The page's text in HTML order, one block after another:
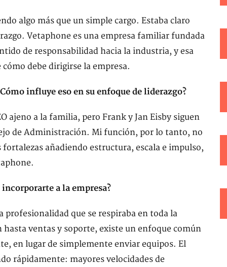
algo más que un simple cargo. Estaba claro
Vetaphone es una empresa familiar fundada
de responsabilidad hacia la industria, y esa
debe dirigirse la empresa.
influye eso en su enfoque de liderazgo?
ajeno a la familia, pero Frank y Jan Eisby siguen
de Administración. Mi función, por lo tanto, no
añadiendo estructura, escala e impulso,
a la empresa?
que se respiraba en toda la
ventas y soporte, existe un enfoque común
en lugar de simplemente enviar equipos. El
rápidamente: mayores velocidades de